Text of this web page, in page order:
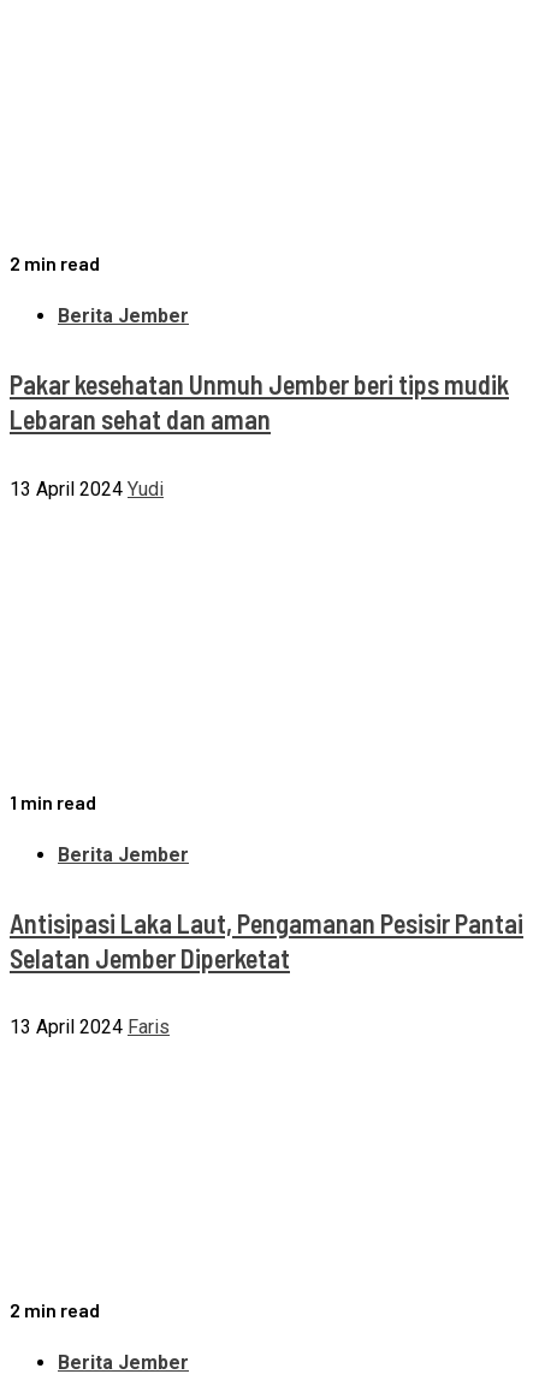
2 min read
Berita Jember
Pakar kesehatan Unmuh Jember beri tips mudik
Lebaran sehat dan aman
13 April 2024 Yudi
1 min read
Berita Jember
Antisipasi Laka Laut, Pengamanan Pesisir Pantai
Selatan Jember Diperketat
13 April 2024 Faris
2 min read
Berita Jember